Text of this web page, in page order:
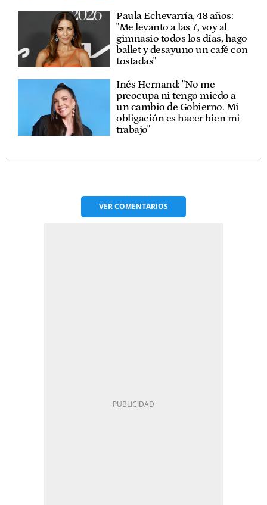
Paula Echevarría, 48 años:
"Me levanto a las 7, voy al
gimnasio todos los días, hago
ballet y desayuno un café con
tostadas"
Inés Hernand: "No me
preocupa ni tengo miedo a
un cambio de Gobierno. Mi
obligación es hacer bien mi
trabajo"
VERCOMENTARIOS